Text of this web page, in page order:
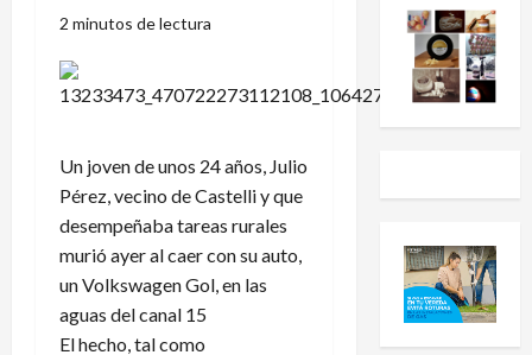
2 minutos de lectura
Un joven de unos 24 años, Julio
Pérez, vecino de Castelli y que
desempeñaba tareas rurales
murió ayer al caer con su auto,
un Volkswagen Gol, en las
aguas del canal 15
El hecho, tal como